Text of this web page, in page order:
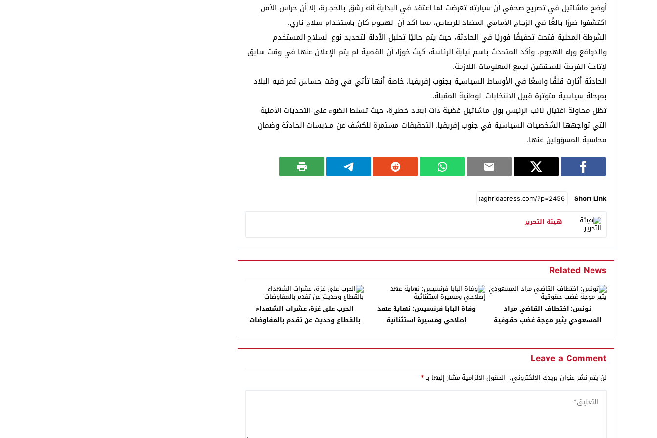
إيقاف شخصين خارج باب سبتة بسلا وحجز أقراص مهلوسة ومخدر الشيرا وسلاح أبيض
أوضح ماشاتيل في تصريح صحفي أن سيارته تعرضت لما اعتقد في البداية أنه رشق بالحجارة، إلا أن حراس الأمن
اكتشفوا ضررًا بالغًا في الزجاج الأمامي المضاد للرصاص، مما أكد أن الهجوم كان باستخدام سلاح ناري.
الشرطة المحلية فتحت تحقيقًا فوريًا في الحادثة، حيث يتم حاليًا تحليل الأدلة لتحديد نوع السلاح المستخدم
والدوافع وراء الهجوم. وأكد المتحدث باسم نيابة الرئاسة، كيث خوزا، أن القضية لم يتم الإعلان عنها في وقت سابق
لإتاحة الفرصة للمحققين لجمع المعلومات اللازمة.
الحادثة أثارت قلقًا واسعًا في الأوساط السياسية بجنوب إفريقيا، خاصة أنها تأتي في وقت حساس تمر فيه البلاد
بمرحلة سياسية متوترة قبيل الانتخابات الوطنية المقبلة.
تظل محاولة اغتيال نائب الرئيس بول ماشاتيل قضية ذات أبعاد خطيرة، حيث تسلط الضوء على التحديات الأمنية
التي تواجهها الشخصيات السياسية في جنوب إفريقيا. التحقيقات مستمرة للكشف عن ملابسات الحادثة وضمان
محاسبة المسؤولين عنها.
Short Link
هيئة التحرير
Related News
تونس: اختطاف القاضي مراد
المسعودي يثير موجة غضب حقوقية
وفاة البابا فرنسيس: نهاية عهد
إصلاحي ومسيرة استثنائية
الحرب على غزة، عشرات الشهداء
بالقطاع وحديث عن تقدم بالمفاوضات
Leave a Comment
لن يتم نشر عنوان بريدك الإلكتروني. الحقول الإلزامية مشار إليها بـ*